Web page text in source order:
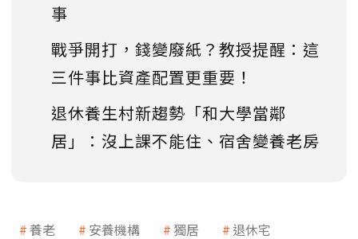
事
戰爭開打，錢變廢紙？教授提醒：這
三件事比資產配置更重要！
退休養生村新趨勢「和大學當鄰
居」：沒上課不能住、宿舍變養老房
養老 安養機構 獨居
退休宅